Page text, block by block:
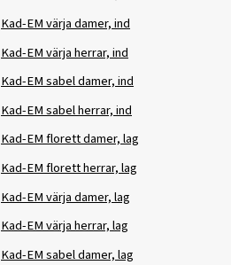
Kad-EM värja damer, ind
Kad-EM värja herrar, ind
Kad-EM sabel damer, ind
Kad-EM sabel herrar, ind
Kad-EM florett damer, lag
Kad-EM florett herrar, lag
Kad-EM värja damer, lag
Kad-EM värja herrar, lag
Kad-EM sabel damer, lag